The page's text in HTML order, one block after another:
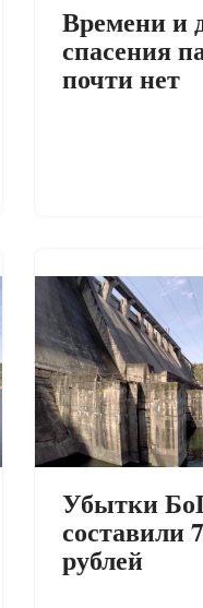
Времени и
спасения
почти нет
Убытки
составили
рублей